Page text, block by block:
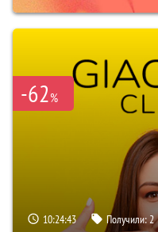
-62%
10:24:42 Получили:2